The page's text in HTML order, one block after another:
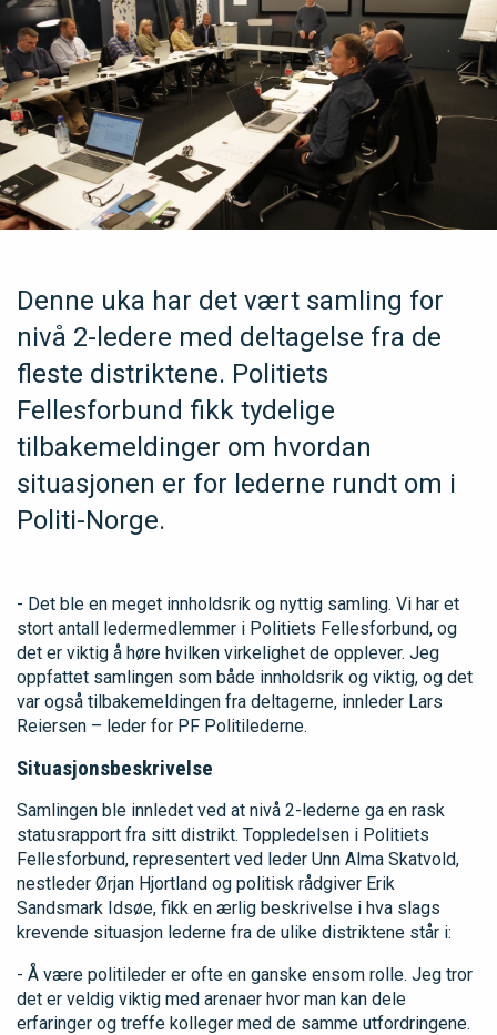
Denne uka har det vært samling for
nivå 2-ledere med deltagelse fra de
fleste distriktene. Politiets
Fellesforbund fikk tydelige
tilbakemeldinger om hvordan
situasjonen er for lederne rundt om i
Politi-Norge.
- Det ble en meget innholdsrik og nyttig samling. Vi har et
stort antall ledermedlemmer i Politiets Fellesforbund, og
det er viktig å høre hvilken virkelighet de opplever. Jeg
oppfattet samlingen som både innholdsrik og viktig, og det
var også tilbakemeldingen fra deltagerne, innleder Lars
Reiersen – leder for PF Politilederne.
Situasjonsbeskrivelse
Samlingen ble innledet ved at nivå 2-lederne ga en rask
statusrapport fra sitt distrikt. Toppledelsen i Politiets
Fellesforbund, representert ved leder Unn Alma Skatvold,
nestleder Ørjan Hjortland og politisk rådgiver Erik
Sandsmark Idsøe, fikk en ærlig beskrivelse i hva slags
krevende situasjon lederne fra de ulike distriktene står i:
- Å være politileder er ofte en ganske ensom rolle. Jeg tror
det er veldig viktig med arenaer hvor man kan dele
erfaringer og treffe kolleger med de samme utfordringene.